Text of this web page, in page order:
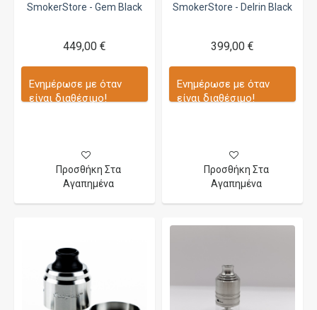
SmokerStore - Gem Black
449,00 €
Ενημέρωσε με όταν
είναι διαθέσιμο!
Προσθήκη Στα
Αγαπημένα
SmokerStore - Delrin Black
399,00 €
Ενημέρωσε με όταν
είναι διαθέσιμο!
Προσθήκη Στα
Αγαπημένα